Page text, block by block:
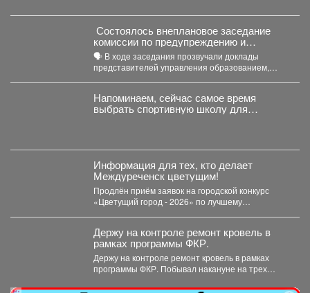
Состоялось внеплановое заседание
комиссии по предупреждению и
ликвидации чрезвычайных ситуаций и
пожарной безопасности
🗣️ В ходе заседания прозвучали доклады
представителей управления образованием,
Напоминаем, сейчас самое время
выбрать спортивную школу для
ребёнка.
Информация для тех, кто делает
Междуреченск цветущим!
Продлён приём заявок на городской конкурс
«Цветущий город - 2026» по лучшему
Держу на контроле ремонт кровель в
рамках программы ФКР.
Держу на контроле ремонт кровель в рамках
программы ФКР. Побывал накануне на трех